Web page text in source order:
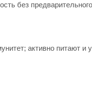
без
активно питают